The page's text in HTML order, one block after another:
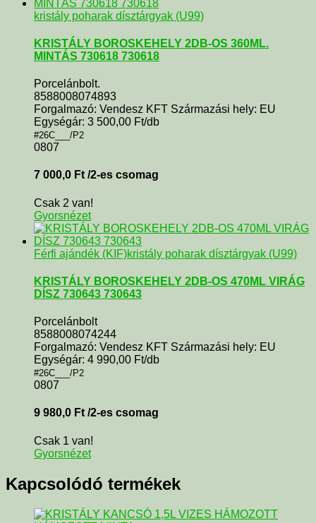
kristály poharak dísztárgyak (U99)
KRISTÁLY BOROSKEHELY 2DB-OS 360ML.
MINTÁS 730618 730618
Porcelánbolt.
8588008074893
Forgalmazó: Vendesz KFT Származási hely: EU
Egységár: 3 500,00 Ft/db
#26C___/P2
0807
7 000,0 Ft /2-es csomag
Csak 2 van!
Gyorsnézet
Férfi ajándék (KIF)kristály poharak dísztárgyak (U99)
KRISTÁLY BOROSKEHELY 2DB-OS 470ML VIRÁG
DÍSZ 730643 730643
Porcelánbolt
8588008074244
Forgalmazó: Vendesz KFT Származási hely: EU
Egységár: 4 990,00 Ft/db
#26C___/P2
0807
9 980,0 Ft /2-es csomag
Csak 1 van!
Gyorsnézet
Kapcsolódó termékek